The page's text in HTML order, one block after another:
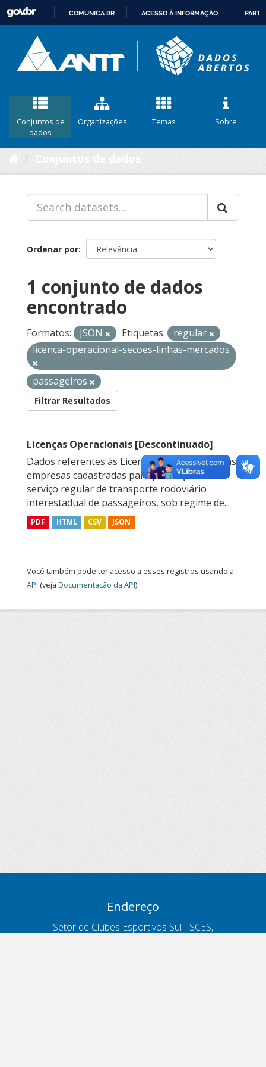
CONTEÚDO
COMUNICA BR ACESSO À INFORMAÇÃO
Conjuntos de
dados
Organizações Temas Sobre
Ordenar por
1 conjunto de dados
encontrado
Formatos: JSON Etiquetas:
regular
licenca-operacional-secoes-linhas-mercados
passageiros
Filtrar Resultados
Licenças Operacionais [Descontinuado]
Dados referentes às Licenças Operacionais das
empresas cadastradas para prestação do
serviço regular de transporte rodoviário
interestadual de passageiros, sob regime de...
PDF HTML CSV JSON
Você também pode ter acesso a esses registros usando a
API (veja Documentação da API).
Endereço
Setor de Clubes Esportivos Sul - SCES,